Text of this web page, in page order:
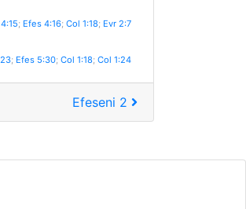
; Efes 4:16; Col 1:18; Evr 2:7
; Efes 5:30; Col 1:18; Col 1:24
Efeseni 2